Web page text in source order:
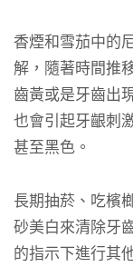
香煙和雪茄中的
解，隨著時間推
齒黃或是牙齒出
也會引起牙齦刺
甚至黑色。
長期抽菸、吃檳
砂美白來清除牙
的指示下進行其